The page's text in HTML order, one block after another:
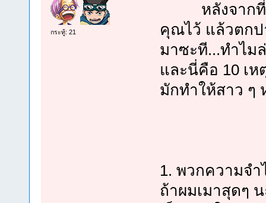
กระทู้: 21
หลังจากที่คุณ
คุณไว้ แล้วตกป
มาซะที...ทำไม
และนี่คือ 10 เ
มักทำให้สาว ๆ
1. พวกความจำ
ถ้าผมเมาสุดๆ